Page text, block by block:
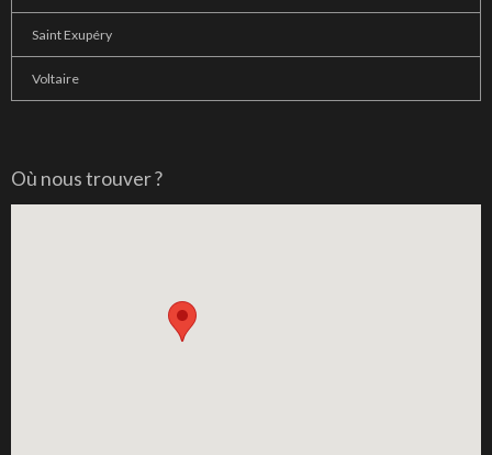
Saint Exupéry
Voltaire
Où nous trouver ?